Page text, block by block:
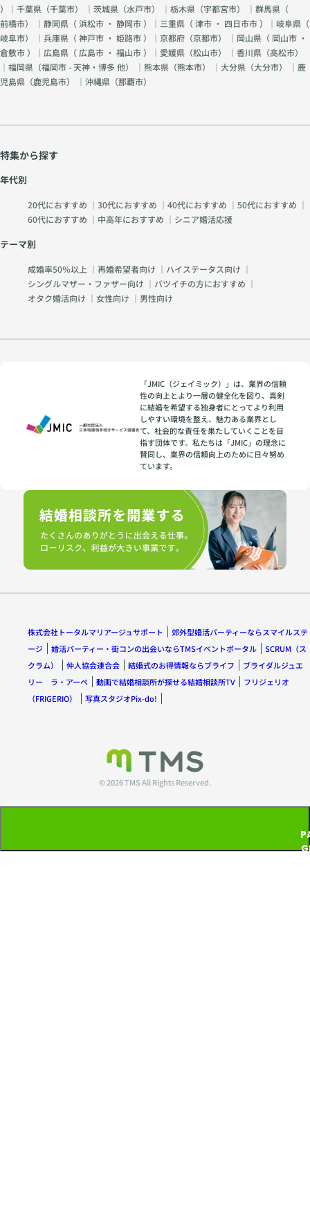
）｜千葉県（千葉市） ｜茨城県（水戸市） ｜栃木県（宇都宮市） ｜群馬県（
前橋市） ｜静岡県（浜松市 ・ 静岡市）｜三重県（津市 ・ 四日市市）｜岐阜県（
岐阜市） ｜兵庫県（神戸市 ・ 姫路市）｜京都府（京都市） ｜岡山県（ 岡山市 ・
倉敷市）｜広島県（ 広島市 ・ 福山市）｜愛媛県（松山市） ｜香川県（高松市）
｜福岡県（福岡市 - 天神・博多 他） ｜熊本県（熊本市） ｜大分県（大分市） ｜鹿
児島県（鹿児島市） ｜沖縄県（那覇市）
特集から探す
年代別
20代におすすめ ｜ 30代におすすめ ｜ 40代におすすめ ｜ 50代におすすめ ｜
60代におすすめ ｜ 中高年におすすめ ｜ シニア婚活応援
テーマ別
成婚率50％以上 ｜ 再婚希望者向け ｜ ハイステータス向け ｜
シングルマザー・ファザー向け ｜ バツイチの方におすすめ ｜
オタク婚活向け ｜ 女性向け ｜ 男性向け
「JMIC（ジェイミック）」は、業界の信頼
性の向上とより一層の健全化を図り、真剣
に結婚を希望する独身者にとってより利用
しやすい環境を整え、魅力ある業界とし
て、社会的な責任を果たしていくことを目
指す団体です。私たちは「JMIC」の理念に
賛同し、業界の信頼向上のために日々努め
ています。
株式会社トータルマリアージュサポート
郊外型婚活パーティーならスマイルステ
ージ
婚活パーティー・街コンの出会いならTMSイベントポータル
SCRUM（ス
クラム）
仲人協会連合会 結婚式のお得情報ならブライフ
ブライダルジュエ
リー ラ・アーペ
動画で結婚相談所が探せる結婚相談所TV
フリジェリオ
（FRIGERIO）
写真スタジオPix-do!
© 2026 TMS All Rights Reserved.